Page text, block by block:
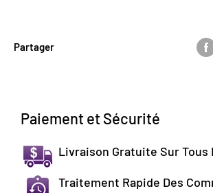
Partager
Paiement et Sécurité
Livraison Gratuite Sur Tous
Traitement Rapide Des